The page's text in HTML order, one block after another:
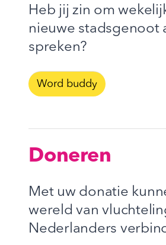
Heb jij zin om
nieuwe stadsgenoot
spreken?
Word buddy
Doneren
Met uw donatie
wereld van
Nederlanders